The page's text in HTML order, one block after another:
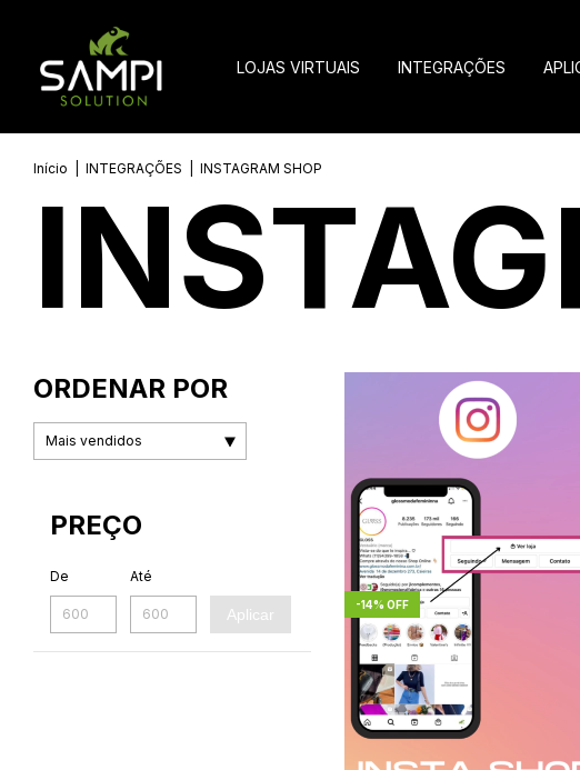
LOJAS VIRTUAIS INTEGRAÇÕES
Início INTEGRAÇÕES INSTAGRAM SHOP
ORDENAR POR
PREÇO
De Até
Aplicar
-14% OFF